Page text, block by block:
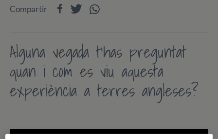
Alguna vegada t'has preguntat
quan i com es viu aquesta
experiència a terres angleses?
Compartir